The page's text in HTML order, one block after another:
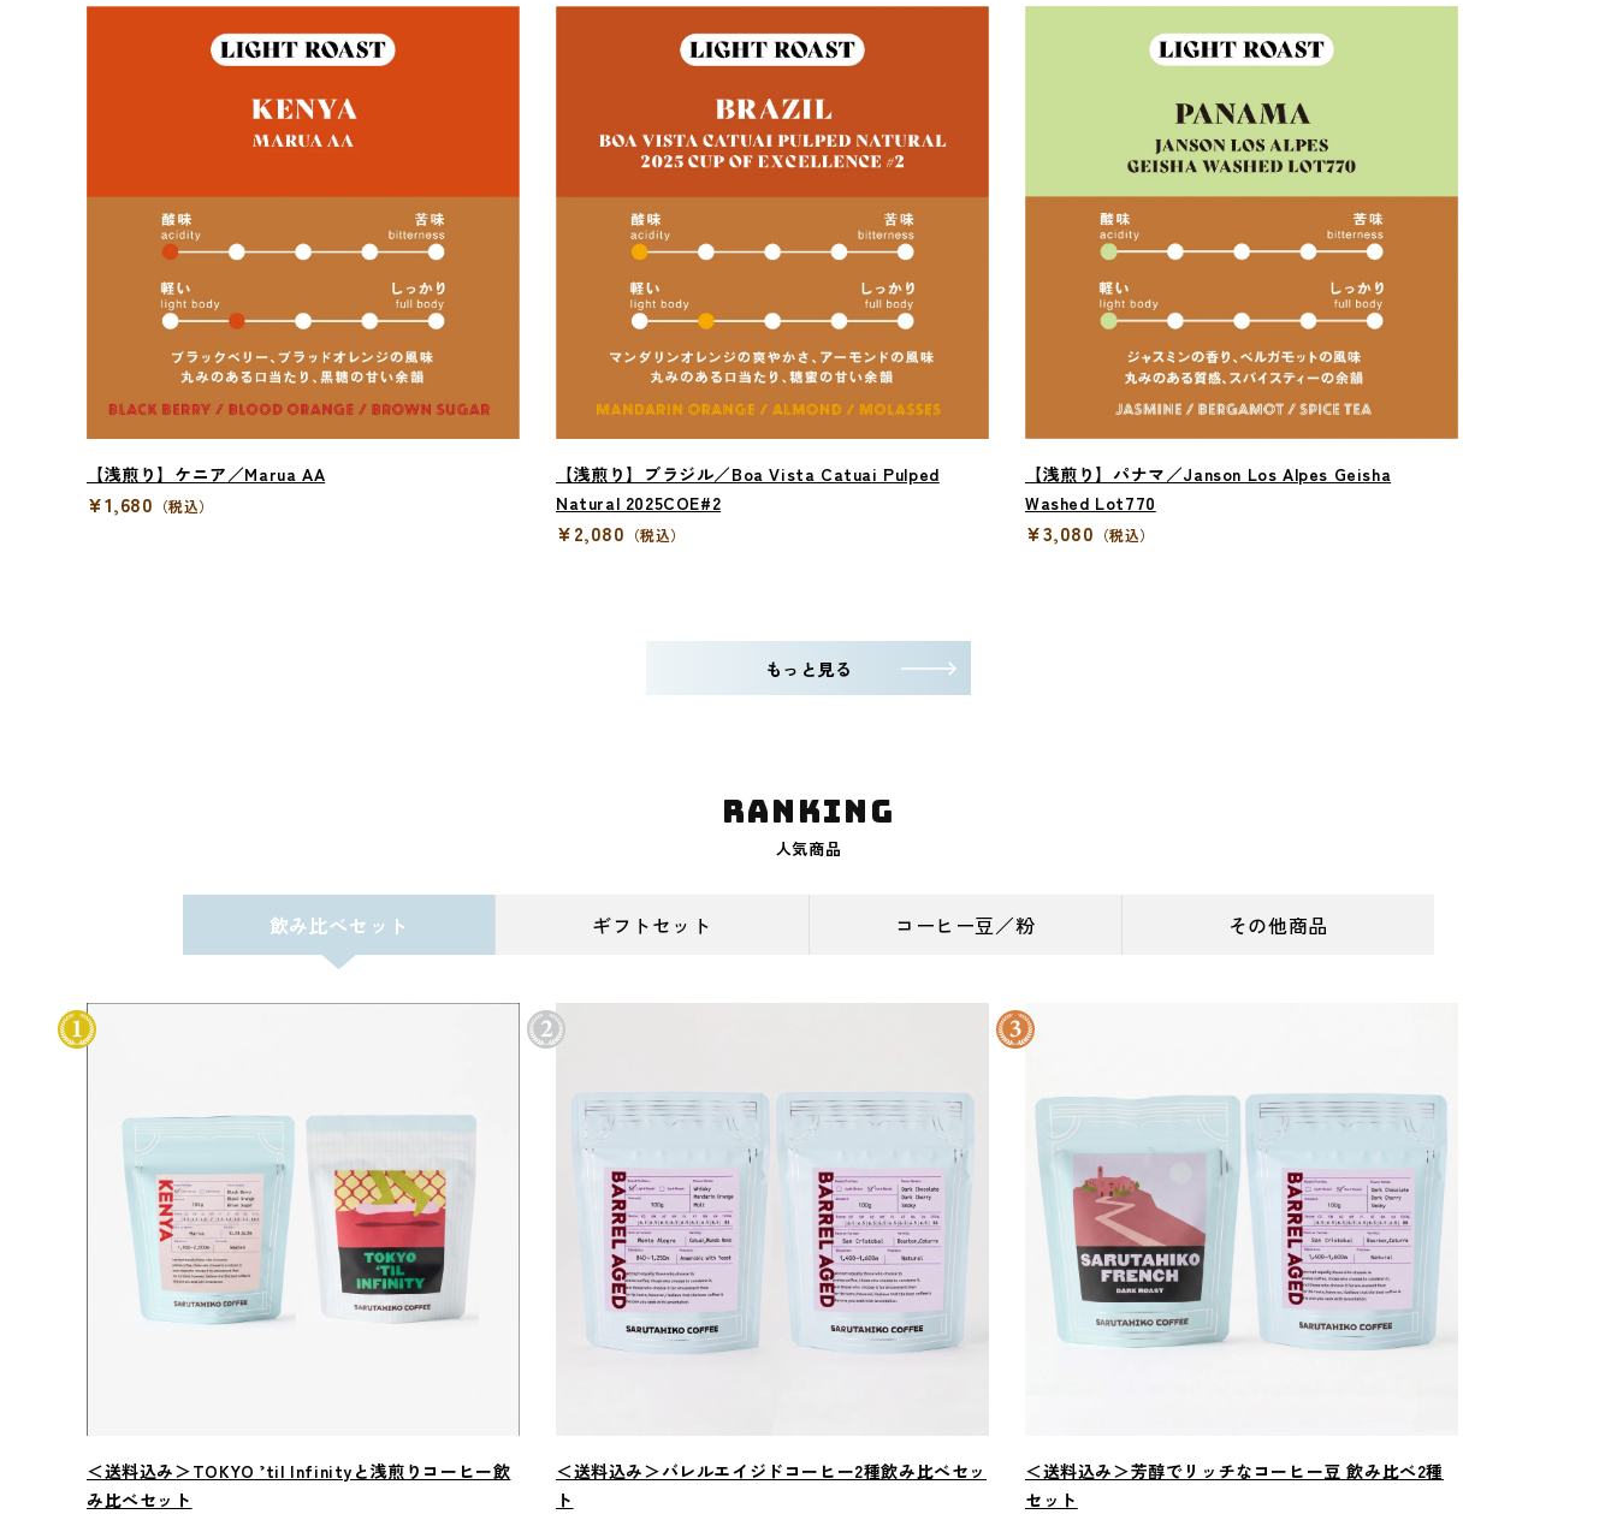
【浅煎り】ケニア／Marua AA
¥1,680 （税込）
【浅煎り】ブラジル／Boa Vista Catuai Pulped
Natural 2025COE#2
¥2,080 （税込）
【浅煎り】パナマ／Janson Los Alpes Geisha
Washed Lot770
¥3,080 （税込）
もっと見る
ranking
人気商品
飲み比べセット ギフトセット コーヒー豆／粉 その他商品
＜送料込み＞TOKYO ’til Infinityと浅煎りコーヒー飲
み比べセット
＜送料込み＞バレルエイジドコーヒー2種飲み比べセッ
ト
＜送料込み＞芳醇でリッチなコーヒー豆 飲み比べ2種
セット